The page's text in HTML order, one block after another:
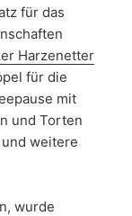
für das
Harzenetter
für die
mit
und Torten
weitere
wurde